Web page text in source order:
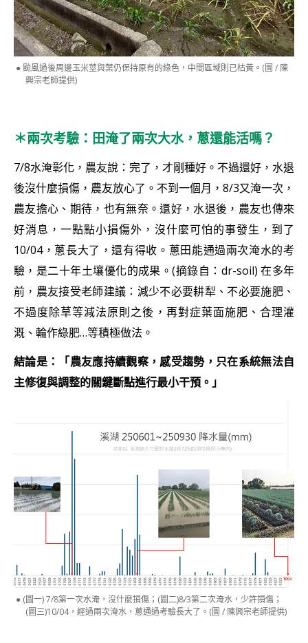
颱風過後周邊玉米莖與葉仍保持原有的綠色，中間區域則已枯黃。(圖 / 陳
興宗老師提供)
＊兩次考驗：田淹了兩次大水，蔥還能活嗎？
7/8水淹彰化，農友說：完了，才剛種好。不過還好，水退
後沒什麼損傷，農友放心了。不到一個月，8/3又淹一次，
農友擔心、期待，也有無奈。還好，水退後，農友也傳來
好消息，一點點小損傷外，沒什麼可怕的事發生，到了
10/04，蔥長大了，還有得收。蔥田能通過兩次淹水的考
驗，是二十年土壤優化的成果。(摘錄自：dr-soil) 在多年
前，農友接受老師建議：減少不必要耕犁、不必要施肥、
不過度除草等減法原則之後，再對症葉面施肥、合理灌
溉、輪作綠肥…等積極做法。
結論是：
「農友應持續觀察，感受趨勢，只在系統無法自
主修復與調整的關鍵斷點進行最小干預。」
(圖一) 7/8第一次水淹，沒什麼損傷；(圖二)8/3第二次淹水，少許損傷；
(圖三)10/04，經過兩次淹水，蔥通過考驗長大了。(圖 / 陳興宗老師提供)